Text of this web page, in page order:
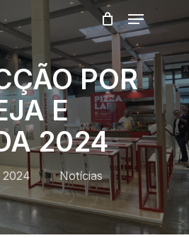
Menu
POR
E
2024
2024 Notícias
Close
Menu